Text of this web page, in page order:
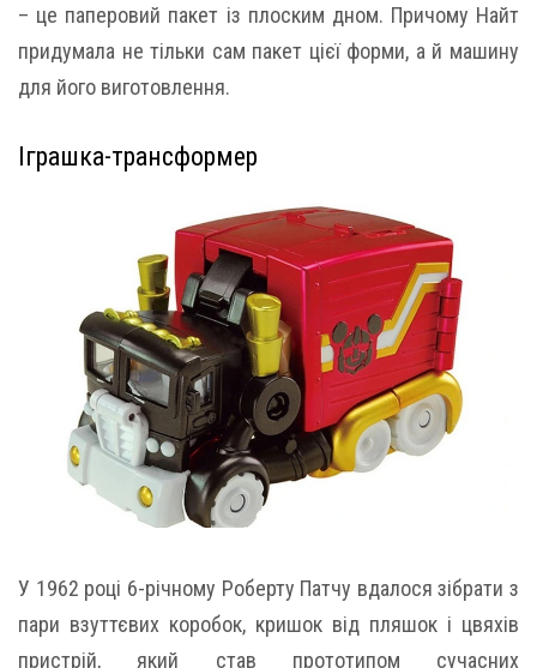
– це паперовий пакет із плоским дном. Причому Найт
придумала не тільки сам пакет цієї форми, а й машину
для його виготовлення.
Іграшка-трансформер
У 1962 році 6-річному Роберту Патчу вдалося зібрати з
пари взуттєвих коробок, кришок від пляшок і цвяхів
пристрій, який став прототипом сучасних